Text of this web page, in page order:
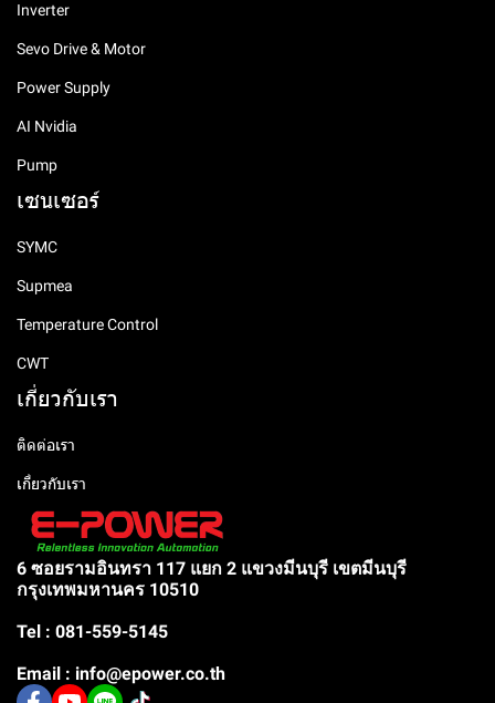
Inverter
Sevo Drive & Motor
Power Supply
AI Nvidia
Pump
เซนเซอร์
SYMC
Supmea
Temperature Control
CWT
เกี่ยวกับเรา
ติดต่อเรา
เกี่ยวกับเรา
6 ซอยรามอินทรา 117 แยก 2 แขวงมีนบุรี เขตมีนบุรี
กรุงเทพมหานคร 10510
Tel : 081-559-5145
Email : info@epower.co.th